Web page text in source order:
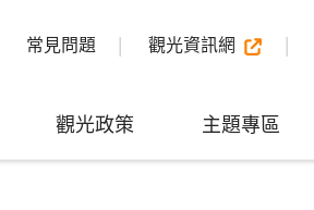
常見問題 觀光資訊網
觀光政策 主題專區